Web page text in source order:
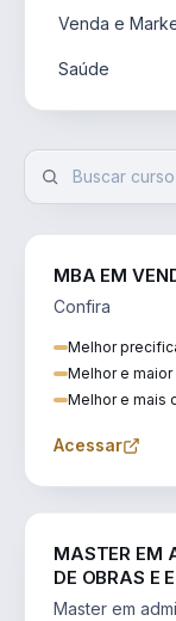
Venda e
Saúde
MBA EM
Confira
Melhor
Melhor e
Melhor e mais
Acessar
MASTER EM
DE OBRAS E
Master em